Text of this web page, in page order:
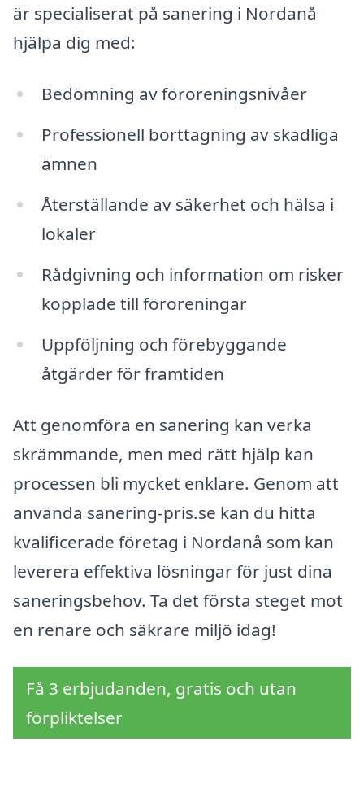
är specialiserat på sanering i Nordanå
hjälpa dig med:
Bedömning av föroreningsnivåer
Professionell borttagning av skadliga
ämnen
Återställande av säkerhet och hälsa i
lokaler
Rådgivning och information om risker
kopplade till föroreningar
Uppföljning och förebyggande
åtgärder för framtiden
Att genomföra en sanering kan verka
skrämmande, men med rätt hjälp kan
processen bli mycket enklare. Genom att
använda sanering-pris.se kan du hitta
kvalificerade företag i Nordanå som kan
leverera effektiva lösningar för just dina
saneringsbehov. Ta det första steget mot
en renare och säkrare miljö idag!
Få 3 erbjudanden, gratis och utan
förpliktelser